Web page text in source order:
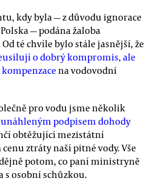
kdy byla — z důvodu ignorace
— podána žaloba
té chvíle bylo stále jasnější, že
o dobrý kompromis, ale
na vodovodní
pro vodu jsme několik
podpisem dohody
obtěžující mezistátní
ztráty naší pitné vody. Vše
potom, co paní ministryně
s osobní schůzkou.